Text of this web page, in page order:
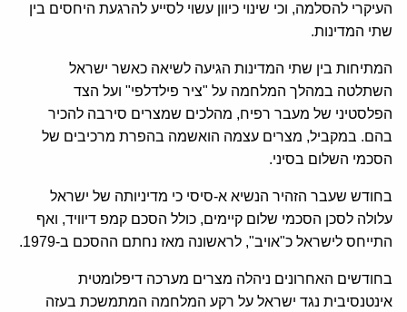
העיקרי להסלמה, וכי שינוי כיוון עשוי לסייע להרגעת היחסים בין
שתי המדינות.
המתיחות בין שתי המדינות הגיעה לשיאה כאשר ישראל
השתלטה במהלך המלחמה על "ציר פילדלפי" ועל הצד
הפלסטיני של מעבר רפיח, מהלכים שמצרים סירבה להכיר
בהם. במקביל, מצרים עצמה הואשמה בהפרת מרכיבים של
הסכמי השלום בסיני.
בחודש שעבר הזהיר הנשיא א-סיסי כי מדיניותה של ישראל
עלולה לסכן הסכמי שלום קיימים, כולל הסכם קמפ דיוויד, ואף
התייחס לישראל כ"אויב", לראשונה מאז נחתם ההסכם ב-1979.
בחודשים האחרונים ניהלה מצרים מערכה דיפלומטית
אינטנסיבית נגד ישראל על רקע המלחמה המתמשכת בעזה